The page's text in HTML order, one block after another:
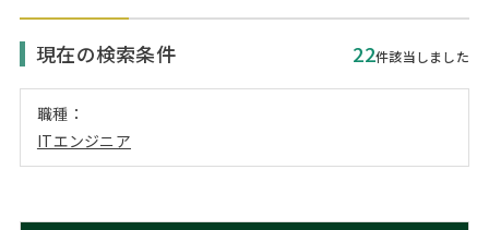
現在の検索条件 22件該当しました
職種：
ITエンジニア